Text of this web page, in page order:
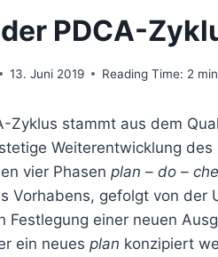
PDCA-
13. Juni 2019 Reading Time: 2
Zyklus stammt aus dem
Weiterentwicklung
vier Phasen plan – do –
Vorhabens, gefolgt von der
Festlegung einer neuen
ein neues plan konzipiert